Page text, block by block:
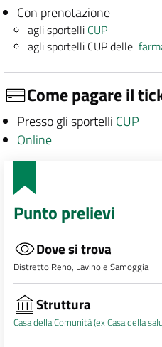
Con prenotazione
agli sportelli CUP
agli sportelli CUP delle
Come pagare il
Presso gli sportelli CUP
Online
Punto prelievi
Dove si trova
Distretto Reno, Lavino e Samoggia
Struttura
Casa della Comunità (ex Casa della